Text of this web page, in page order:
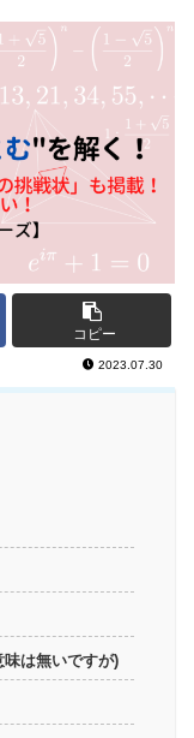
コピー
2023.07.30
は無いですが)